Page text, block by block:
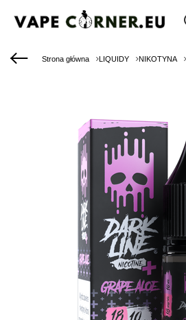
Strona główna LIQUIDY NIKOTYNA